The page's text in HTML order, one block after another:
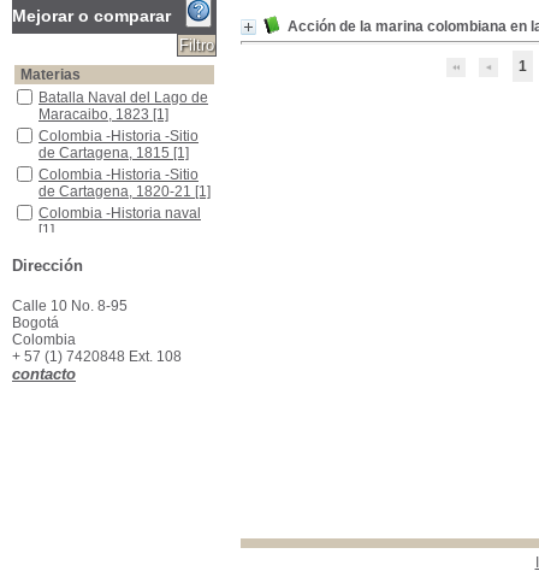
Acción de la marina colombiana en
1
Mejorar o comparar
Materias
Batalla Naval del Lago de Maracaibo, 1823
Batalla Naval del Lago de
Maracaibo, 1823 [1]
Colombia -Historia -Sitio de Cartagena, 1815
Colombia -Historia -Sitio
de Cartagena, 1815 [1]
Colombia -Historia -Sitio de Cartagena, 1820-21
Colombia -Historia -Sitio
de Cartagena, 1820-21 [1]
Colombia -Historia naval
Colombia -Historia naval
[1]
1831[1]
Dirección
Calle 10 No. 8-95
Bogotá
Colombia
+ 57 (1) 7420848 Ext. 108
contacto